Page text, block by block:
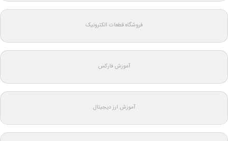
فروشگاه قطعات الکترونیک
آموزش فارکس
آموزش ارز دیجیتال